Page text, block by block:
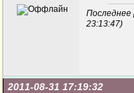
Последнее
23:13:47)
2011-08-31 17:19:32